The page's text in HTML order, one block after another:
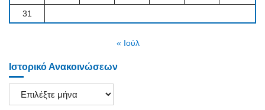
31
« Ιούλ
Ιστορικό Ανακοινώσεων
Ιστορικό
Ανακοινώσεων